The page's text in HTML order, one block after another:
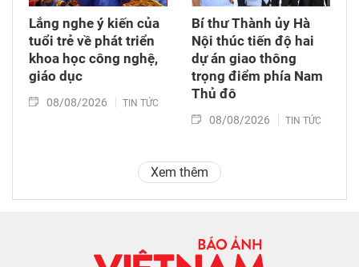
Lắng nghe ý kiến của
tuổi trẻ về phát triển
khoa học công nghệ,
giáo dục
08/08/2026 TIN TỨC
Bí thư Thành ủy Hà
Nội thúc tiến độ hai
dự án giao thông
trọng điểm phía Nam
Thủ đô
08/08/2026 TIN TỨC
Xem thêm